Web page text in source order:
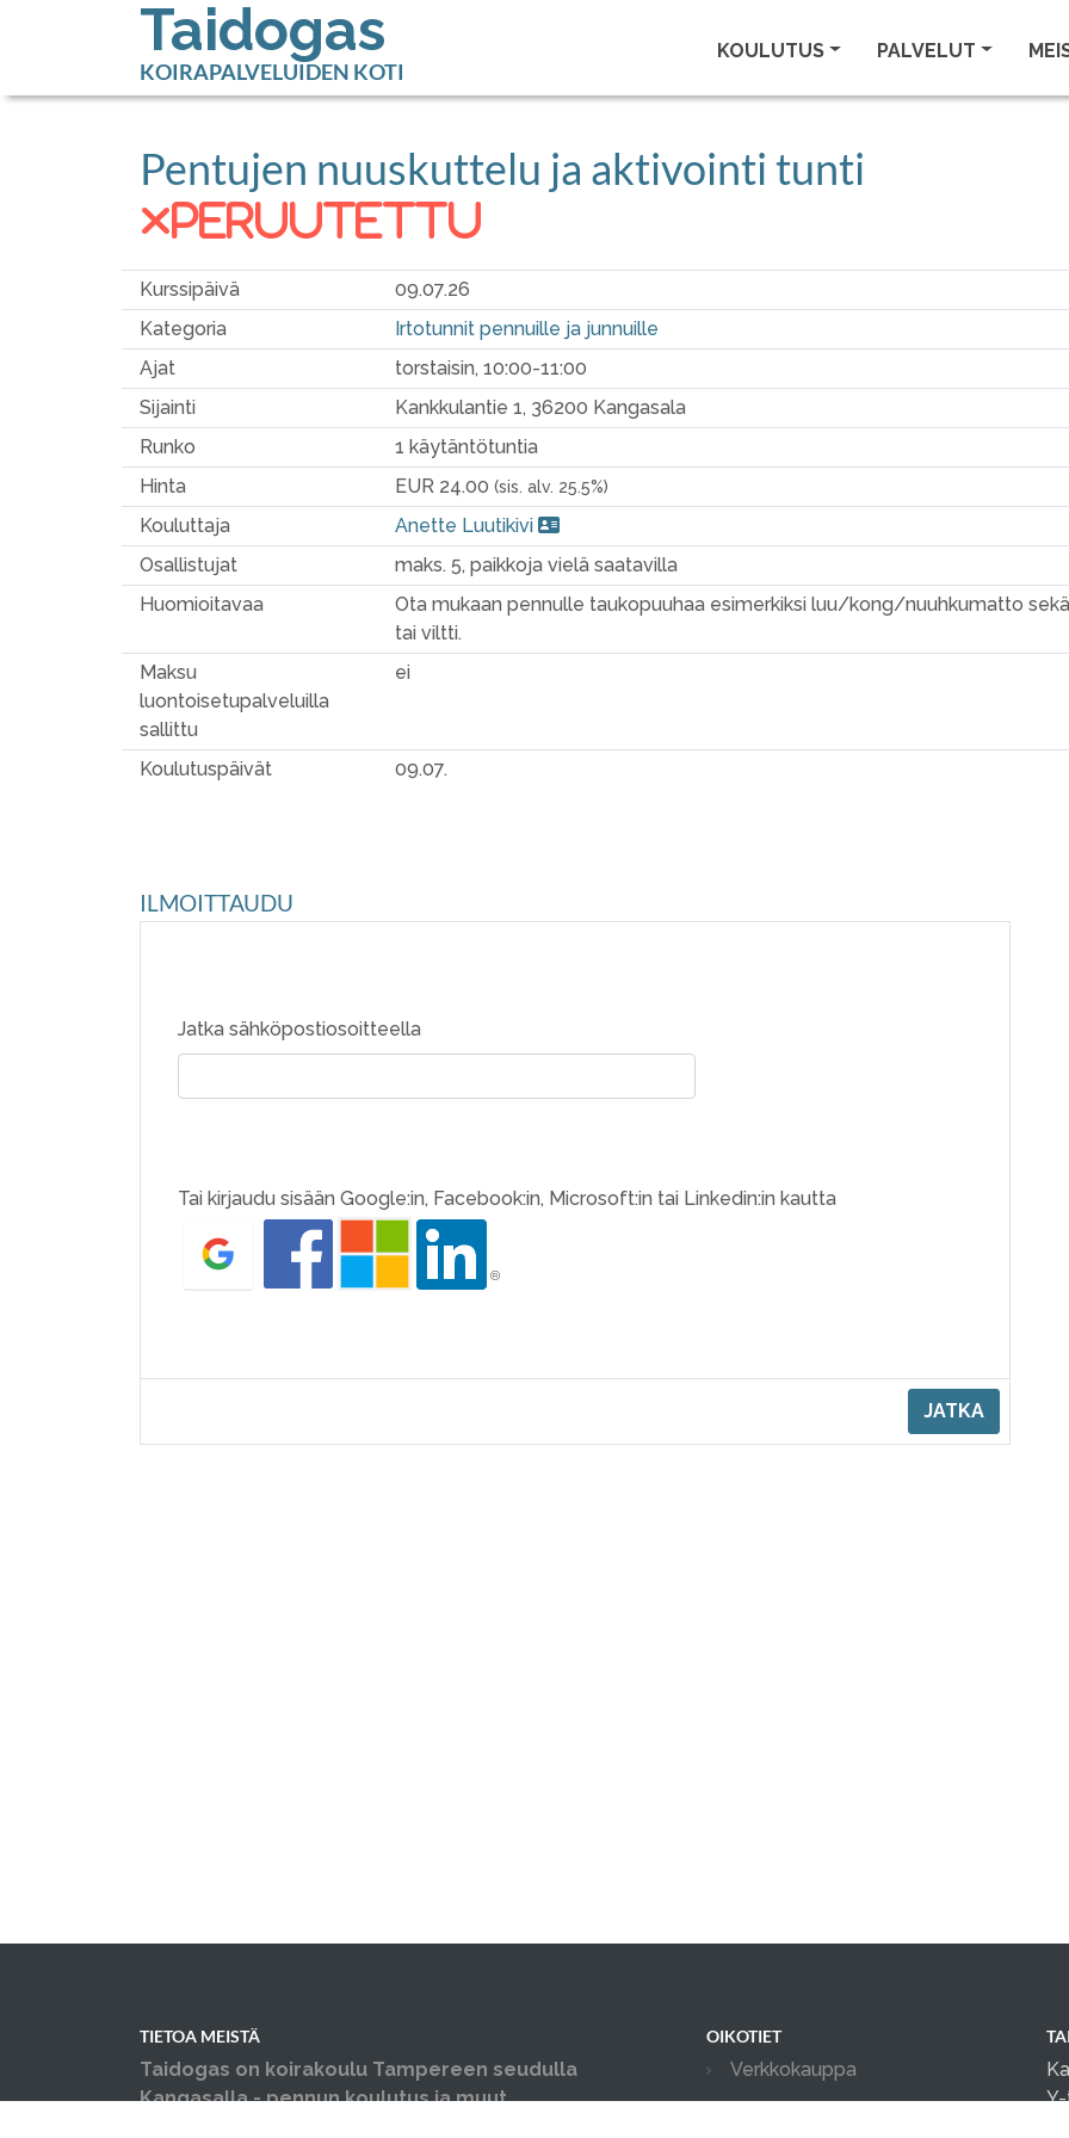
Taidogas
KOIRAPALVELUIDEN KOTI
KOULUTUS PALVELUT
Pentujen nuuskuttelu ja aktivointi tunti
peruutettu
Kurssipäivä
09.07.26
Kategoria
Irtotunnit pennuille ja junnuille
Ajat
torstaisin, 10:00-11:00
Sijainti
Kankkulantie 1, 36200 Kangasala
Runko
1 käytäntötuntia
Hinta
EUR 24.00 (sis. alv. 25.5%)
Kouluttaja
Anette Luutikivi
Osallistujat
maks. 5, paikkoja vielä saatavilla
Huomioitavaa
Ota mukaan pennulle taukopuuhaa esimerkiksi luu/kong/nuuhkumatto
tai viltti.
Maksu
luontoisetupalveluilla
sallittu
ei
Koulutuspäivät 09.07.
ILMOITTAUDU
Jatka sähköpostiosoitteella
Tai kirjaudu sisään Google:in, Facebook:in, Microsoft:in tai Linkedin:in kautta
JATKA
TIETOA MEISTÄ
Taidogas on koirakoulu Tampereen seudulla
Kangasalla - pennun koulutus ja muut
OIKOTIET
Verkkokauppa